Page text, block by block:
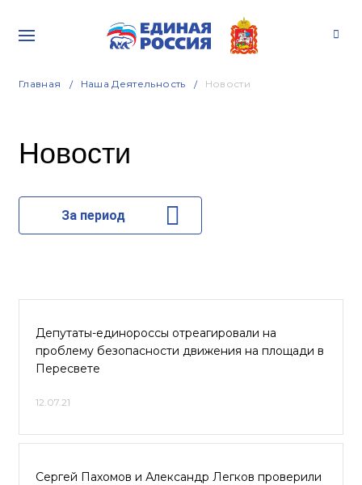
Главная Наша Деятельность Новости
Новости
За период
Депутаты-единороссы отреагировали на
проблему безопасности движения на площади в
Пересвете
12.07.21
Сергей Пахомов и Александр Легков проверили